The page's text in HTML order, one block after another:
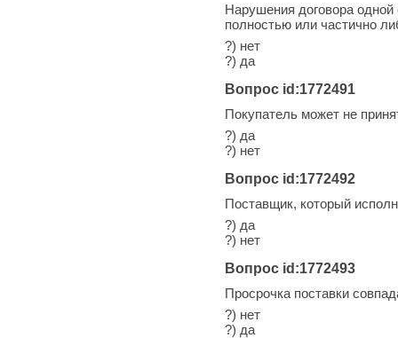
Нарушения договора одной
полностью или частично
?) нет
?) да
Вопрос id:1772491
Покупатель может не
?) да
?) нет
Вопрос id:1772492
Поставщик, который
?) да
?) нет
Вопрос id:1772493
Просрочка поставки
?) нет
?) да